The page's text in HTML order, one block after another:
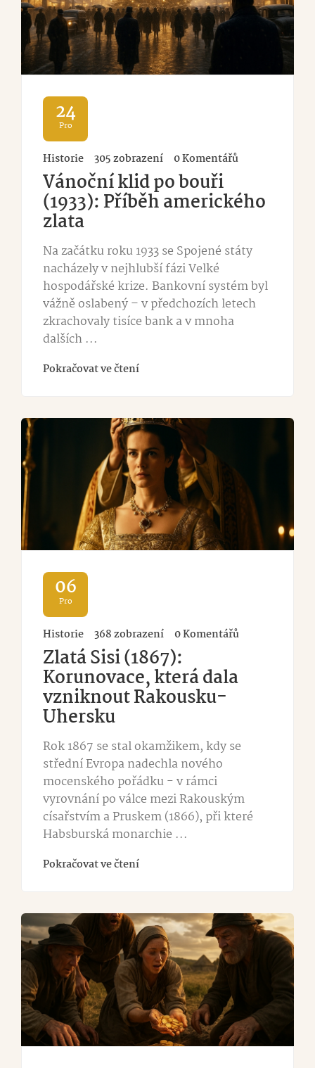
24
Pro
Historie 305 zobrazení 0 Komentářů
Vánoční klid po bouři
(1933): Příběh amerického
zlata
Na začátku roku 1933 se Spojené státy
nacházely v nejhlubší fázi Velké
hospodářské krize. Bankovní systém byl
vážně oslabený – v předchozích letech
zkrachovaly tisíce bank a v mnoha
dalších ...
Pokračovat ve čtení
06
Pro
Historie 368 zobrazení 0 Komentářů
Zlatá Sisi (1867):
Korunovace, která dala
vzniknout Rakousku-
Uhersku
Rok 1867 se stal okamžikem, kdy se
střední Evropa nadechla nového
mocenského pořádku - v rámci
vyrovnání po válce mezi Rakouským
císařstvím a Pruskem (1866), při které
Habsburská monarchie ...
Pokračovat ve čtení